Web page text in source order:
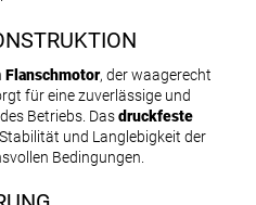
Flanschmotor, der waagerecht
für eine zuverlässige und
Betriebs. Dasdruckfeste
und Langlebigkeit der
Bedingungen.